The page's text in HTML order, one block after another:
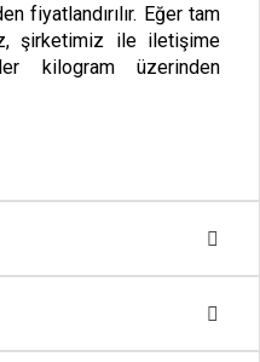
fiyatlandırılır. Eğer tam
şirketimiz ile iletişime
kilogram üzerinden